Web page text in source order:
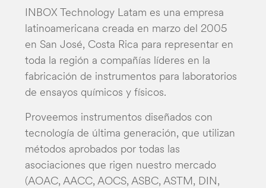
INBOX Technology Latam es una empresa
latinoamericana creada en marzo del 2005
en San José, Costa Rica para representar en
toda la región a compañías líderes en la
fabricación de instrumentos para laboratorios
de ensayos químicos y físicos.
Proveemos instrumentos diseñados con
tecnología de última generación, que utilizan
métodos aprobados por todas las
asociaciones que rigen nuestro mercado
(AOAC, AACC, AOCS, ASBC, ASTM, DIN,